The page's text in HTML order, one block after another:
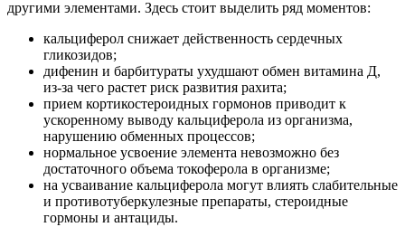
другими элементами. Здесь стоит выделить ряд моментов:
кальциферол снижает действенность сердечных
гликозидов;
дифенин и барбитураты ухудшают обмен витамина Д,
из-за чего растет риск развития рахита;
прием кортикостероидных гормонов приводит к
ускоренному выводу кальциферола из организма,
нарушению обменных процессов;
нормальное усвоение элемента невозможно без
достаточного объема токоферола в организме;
на усваивание кальциферола могут влиять слабительные
и противотуберкулезные препараты, стероидные
гормоны и антациды.